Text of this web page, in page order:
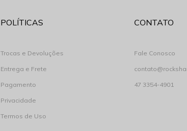
POLÍTICAS
Trocas e Devoluções
Entrega e Frete
Pagamento
Privacidade
Termos de Uso
CONTATO
Fale Conosco
47 3354-4901